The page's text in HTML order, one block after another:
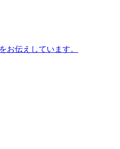
お伝えしています。